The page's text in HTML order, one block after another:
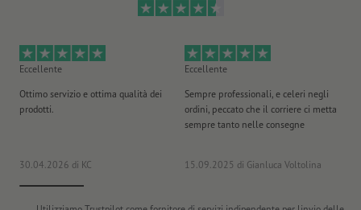
Eccellente
Ottimo servizio e ottima qualità dei
prodotti.
30.04.2026 di KC
Eccellente
Sempre professionali, e celeri negli
ordini, peccato che il corriere ci metta
sempre tanto nelle consegne
15.09.2025 di Gianluca Voltolina